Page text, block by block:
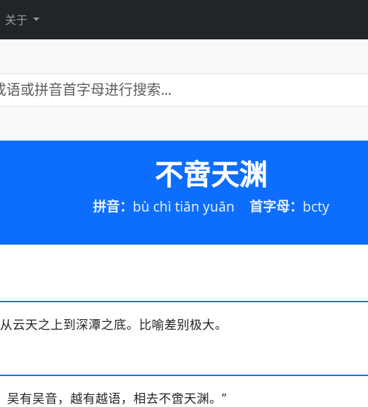
关于
不啻天渊
拼音： bù chì tiān yuān 首字母： bcty
云天之上到深潭之底。比喻差别极大。
吴有吴音，越有越语，相去不啻天渊。”